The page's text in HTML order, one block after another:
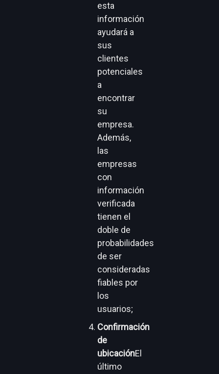
esta
información
ayudará a
sus
clientes
potenciales
a
encontrar
su
empresa.
Además,
las
empresas
con
información
verificada
tienen el
doble de
probabilidades
de ser
consideradas
fiables por
los
usuarios;
Confirmación
de
ubicaciónEl
último